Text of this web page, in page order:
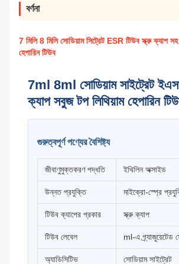
বর্ণনা
7 মিলি 8 মিলি সোডিয়াম সিট্রেট ESR টিউব স্ক্রু ক্যাপ সহ
হেপারিন টিউব
7ml 8ml সোডিয়াম সাইট্রেট
ক্যাপ সবুজ টপ লিথিয়াম হেপারিন
গুরুত্বপূর্ণ পণ্যের বৈশিষ্ট্য
জীবাণুমুক্তকরণ পদ্ধতি ইথিলিন অক্সাইড
উন্নত প্রযুক্তি মাইক্রো-স্প্রে
টিউব ক্যাপের প্রকার স্ক্রু ক্যাপ
টিউব লেবেল ml-এ গ্র্যাজুয়েটেড
অ্যাডিসিটিভ সোডিয়াম সাইট্রেট